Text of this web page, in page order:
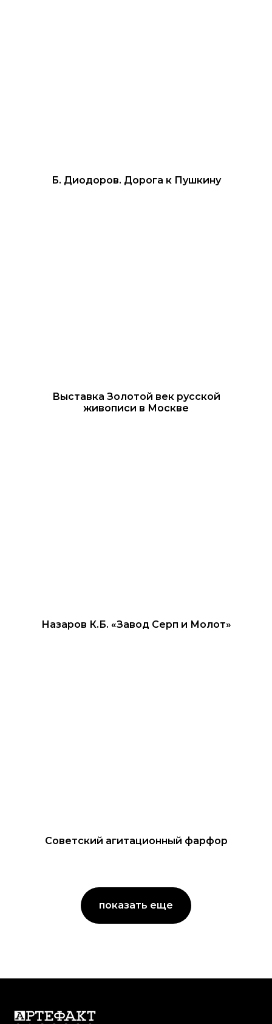
Б. Диодоров. Дорога к Пушкину
Выставка Золотой век русской
живописи в Москве
Назаров К.Б. «‎Завод Серп и Молот»‎
Советский агитационный фарфор
показать еще